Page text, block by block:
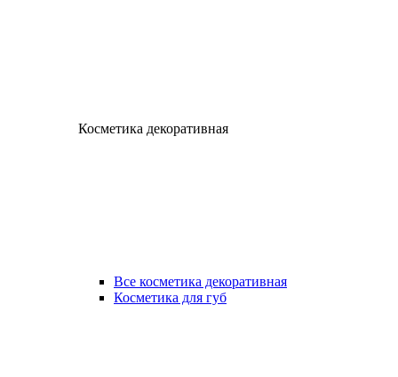
Косметика декоративная
Все косметика декоративная
Косметика для губ